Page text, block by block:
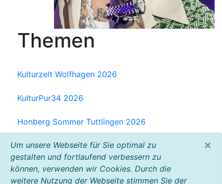
Themen
Kulturzelt Wolfhagen 2026
KulturPur34 2026
Honberg Sommer Tuttlingen 2026
Milchwerk Musik Festival Radolfzell 2025
Baltic Open Air 2025
VW Bus Festival 2023
Um unsere Webseite für Sie optimal zu
gestalten und fortlaufend verbessern zu
können, verwenden wir Cookies. Durch die
weitere Nutzung der Webseite stimmen Sie der
×